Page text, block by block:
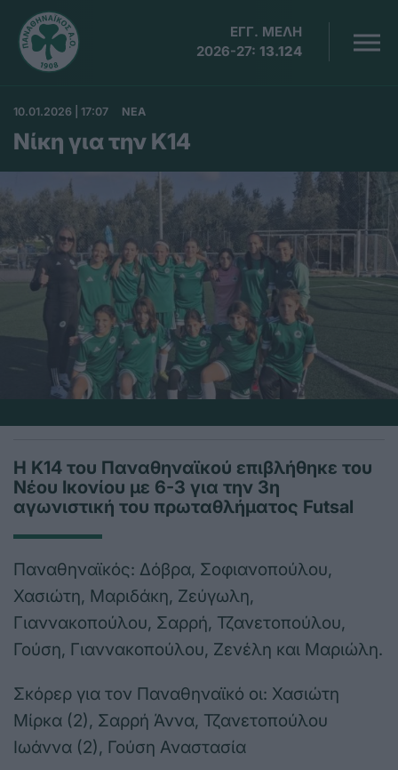
ΕΓΓ. ΜΕΛΗ
2026-27: 13.124
10.01.2026 | 17:07 ΝΕΑ
Νίκη για την Κ14
Η Κ14 του Παναθηναϊκού επιβλήθηκε του
Νέου Ικονίου με 6-3 για την 3η
αγωνιστική του πρωταθλήματος Futsal
Παναθηναϊκός: Δόβρα, Σοφιανοπούλου,
Χασιώτη, Μαριδάκη, Ζεύγωλη,
Γιαννακοπούλου, Σαρρή, Τζανετοπούλου,
Γούση, Γιαννακοπούλου, Ζενέλη και Μαριώλη.
Σκόρερ για τον Παναθηναϊκό οι: Χασιώτη
Μίρκα (2), Σαρρή Άννα, Τζανετοπούλου
Ιωάννα (2), Γούση Αναστασία